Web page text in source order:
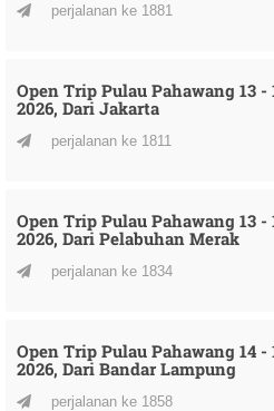
perjalanan ke 1881
Open Trip Pulau Pahawang 13 -
2026, Dari Jakarta
perjalanan ke 1811
Open Trip Pulau Pahawang 13 -
2026, Dari Pelabuhan Merak
perjalanan ke 1834
Open Trip Pulau Pahawang 14 -
2026, Dari Bandar Lampung
perjalanan ke 1858